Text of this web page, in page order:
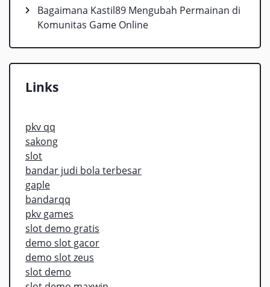
Bagaimana Kastil89 Mengubah Permainan di
Komunitas Game Online
Links
pkv qq
sakong
slot
bandar judi bola terbesar
gaple
bandarqq
pkv games
slot demo gratis
demo slot gacor
demo slot zeus
slot demo